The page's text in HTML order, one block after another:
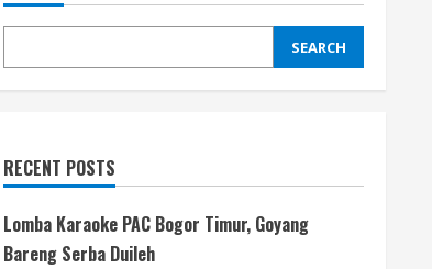
SEARCH
RECENT POSTS
Lomba Karaoke PAC Bogor Timur, Goyang
Bareng Serba Duileh